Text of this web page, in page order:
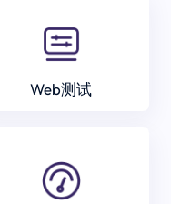
Web测试